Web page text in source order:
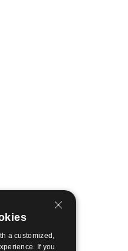
a customized,
If you